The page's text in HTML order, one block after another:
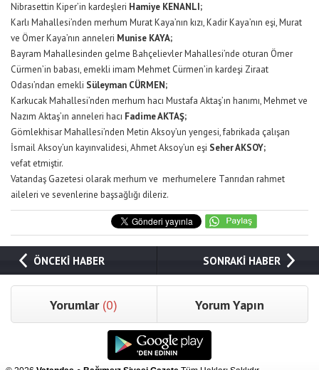
Nibrasettin Kiper’in kardeşleri Hamiye KENANLI;
Karlı Mahallesi’nden merhum Murat Kaya’nın kızı, Kadir Kaya’nın eşi, Murat
ve Ömer Kaya’nın anneleri Munise KAYA;
Bayram Mahallesinden gelme Bahçelievler Mahallesi’nde oturan Ömer
Cürmen’in babası, emekli imam Mehmet Cürmen’in kardeşi Ziraat
Odası’ndan emekli Süleyman CÜRMEN;
Karkucak Mahallesi’nden merhum hacı Mustafa Aktaş’ın hanımı, Mehmet ve
Nazım Aktaş’ın anneleri hacı Fadime AKTAŞ;
Gömlekhisar Mahallesi’nden Metin Aksoy’un yengesi, fabrikada çalışan
İsmail Aksoy’un kayınvalidesi, Ahmet Aksoy’un eşi Seher AKSOY;
vefat etmiştir.
Vatandaş Gazetesi olarak merhum ve merhumelere Tanrıdan rahmet
aileleri ve sevenlerine başsağlığı dileriz.
ÖNCEKİ HABER SONRAKİ HABER
Yorumlar (0) Yorum Yapın